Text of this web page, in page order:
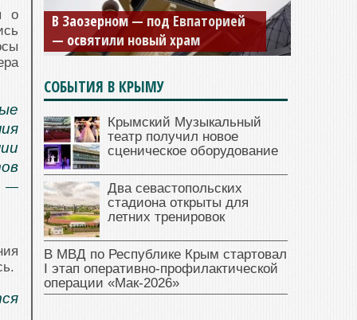
о
—
В Заозерном — под Евпаторией
— освятили новый храм
СОБЫТИЯ В КРЫМУ
Крымский Музыкальный
театр получил новое
сценическое оборудование
Два севастопольских
стадиона открыты для
летних тренировок
В МВД по Республике Крым стартовал
I этап оперативно‑профилактической
операции «Мак‑2026»